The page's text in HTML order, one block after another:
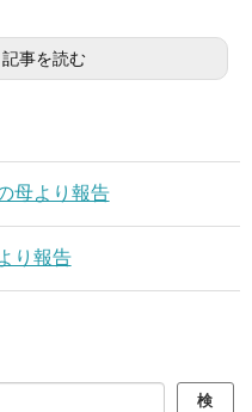
記事を読む
母より報告
り報告
検